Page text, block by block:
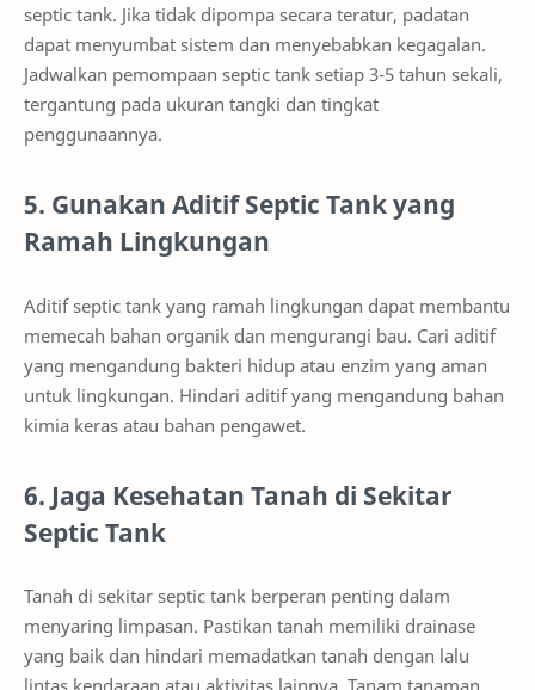
septic tank. Jika tidak dipompa secara teratur, padatan
dapat menyumbat sistem dan menyebabkan kegagalan.
Jadwalkan pemompaan septic tank setiap 3-5 tahun sekali,
tergantung pada ukuran tangki dan tingkat
penggunaannya.
5. Gunakan Aditif Septic Tank yang
Ramah Lingkungan
Aditif septic tank yang ramah lingkungan dapat membantu
memecah bahan organik dan mengurangi bau. Cari aditif
yang mengandung bakteri hidup atau enzim yang aman
untuk lingkungan. Hindari aditif yang mengandung bahan
kimia keras atau bahan pengawet.
6. Jaga Kesehatan Tanah di Sekitar
Septic Tank
Tanah di sekitar septic tank berperan penting dalam
menyaring limpasan. Pastikan tanah memiliki drainase
yang baik dan hindari memadatkan tanah dengan lalu